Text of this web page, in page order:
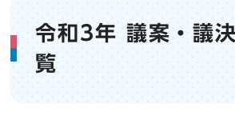
令和3年 議案・議
覧